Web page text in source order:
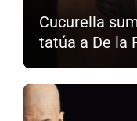
Cucurella
tatúa a De la